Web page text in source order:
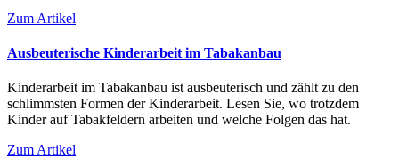
Zum Artikel
Ausbeuterische Kinderarbeit im Tabakanbau
Kinderarbeit im Tabakanbau ist ausbeuterisch und zählt zu den
schlimmsten Formen der Kinderarbeit. Lesen Sie, wo trotzdem
Kinder auf Tabakfeldern arbeiten und welche Folgen das hat.
Zum Artikel